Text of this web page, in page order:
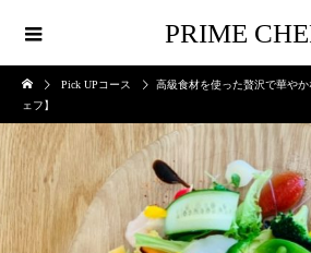
PRIME
Pick UPコース
高級食材を使った贅沢で華や
ェフ】